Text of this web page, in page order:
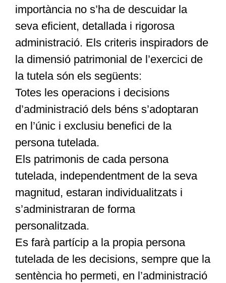
importància no s’ha de descuidar la
seva eficient, detallada i rigorosa
administració. Els criteris inspiradors de
la dimensió patrimonial de l’exercici de
la tutela són els següents:
Totes les operacions i decisions
d’administració dels béns s’adoptaran
en l’únic i exclusiu benefici de la
persona tutelada.
Els patrimonis de cada persona
tutelada, independentment de la seva
magnitud, estaran individualitzats i
s’administraran de forma
personalitzada.
Es farà partícip a la propia persona
tutelada de les decisions, sempre que la
sentència ho permeti, en l’administració